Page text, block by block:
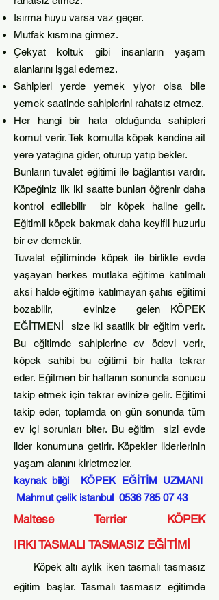
Isırma huyu varsa vaz geçer.
Mutfak kısmına girmez.
Çekyat koltuk gibi insanların yaşam
alanlarını işgal edemez.
Sahipleri yerde yemek yiyor olsa bile
yemek saatinde sahiplerini rahatsız etmez.
Her hangi bir hata olduğunda sahipleri
komut verir. Tek komutta köpek kendine ait
yere yatağına gider, oturup yatıp bekler.
Bunların tuvalet eğitimi ile bağlantısı vardır.
Köpeğiniz ilk iki saatte bunları öğrenir daha
kontrol edilebilir bir köpek haline gelir.
Eğitimli köpek bakmak daha keyifli huzurlu
bir ev demektir.
Tuvalet eğitiminde köpek ile birlikte evde
yaşayan herkes mutlaka eğitime katılmalı
aksi halde eğitime katılmayan şahıs eğitimi
bozabilir, evinize gelen KÖPEK
EĞİTMENİ size iki saatlik bir eğitim verir.
Bu eğitimde sahiplerine ev ödevi verir,
köpek sahibi bu eğitimi bir hafta tekrar
eder. Eğitmen bir haftanın sonunda sonucu
takip etmek için tekrar evinize gelir. Eğitimi
takip eder, toplamda on gün sonunda tüm
ev içi sorunları biter. Bu eğitim sizi evde
lider konumuna getirir. Köpekler liderlerinin
yaşam alanını kirletmezler.​
kaynak bilği KÖPEK EĞİTİM UZMANI
Mahmut çelik istanbul 0536 785 07 43
Maltese Terrier KÖPEK
IRKI TASMALI TASMASIZ EĞİTİMİ
Köpek altı aylık iken tasmalı tasmasız
eğitim başlar. Tasmalı tasmasız eğitimde